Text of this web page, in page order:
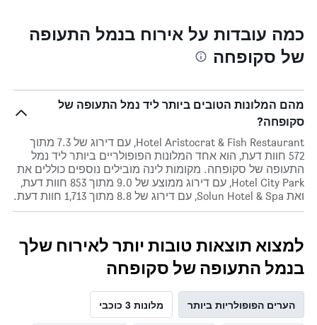
כמה עובדות על אירוח בנמל התעופה
של סקופחה
מהם המלונות הטובים ביותר ליד נמל התעופה של
סקופחה?
Hotel Aristocrat & Fish Restaurant, עם דירוג של 7.3 מתוך
572 חוות דעת, הוא אחד המלונות הפופולריים ביותר ליד נמל
התעופה של סקופחה. מקומות לינה מובילים נוספים כוללים את
Hotel City Park, עם דירוג ממוצע של 9.0 מתוך 853 חוות דעת,
ואת Solun Hotel & Spa, עם דירוג של 8.8 מתוך 1,713 חוות דעת.
למצוא תוצאות טובות יותר לאירוח שלך
בנמל התעופה של סקופחה
הערים הפופולריות ביותר מלונות 3 כוכבי